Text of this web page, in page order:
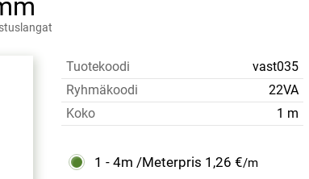
Tuotekoodi
vast035
Ryhmäkoodi
22VA
Koko
1 m
1 - 4m /Meterpris 1,26 €/m